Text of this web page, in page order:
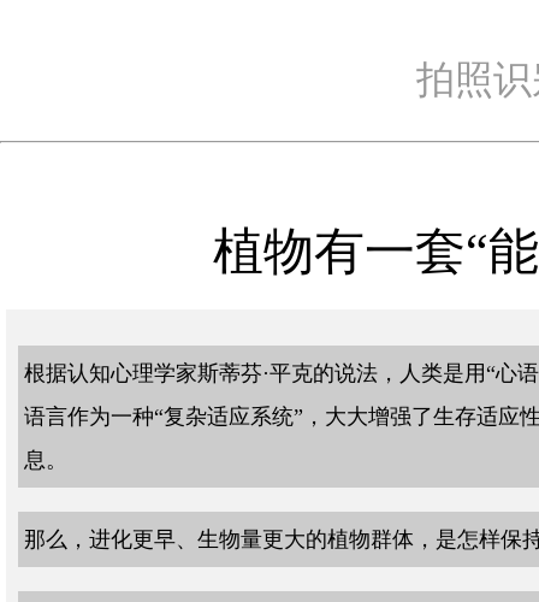
拍照
植物有一套“
根据认知心理学家斯蒂芬·平克的说法，人类是用“心
语言作为一种“复杂适应系统”，大大增强了生存适应
息。
那么，进化更早、生物量更大的植物群体，是怎样保